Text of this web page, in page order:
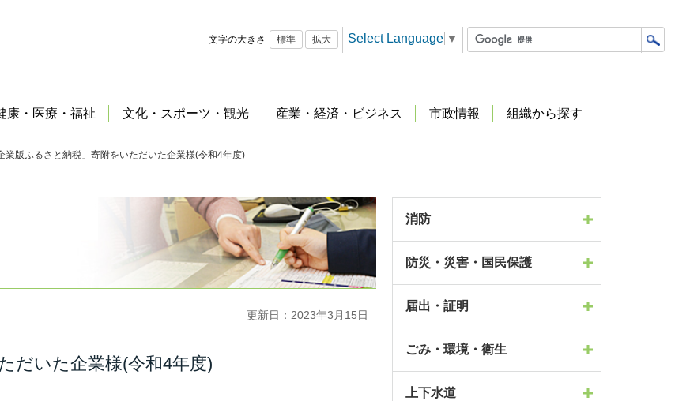
文字の大きさ 標準 拡大 Select Language ▼
康・医療・福祉 文化・スポーツ・観光 産業・経済・ビジネス 市政情報 組織から探す
業版ふるさと納税」寄附をいただいた企業様(令和4年度)
更新日：2023年3月15日
だいた企業様(令和4年度)
消防
防災・災害・国民保護
届出・証明
ごみ・環境・衛生
上下水道